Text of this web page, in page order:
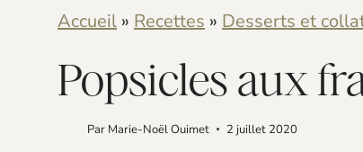
Accueil » Recettes » Desserts et
Popsicles aux
Par Marie-Noël Ouimet 2 juillet 2020